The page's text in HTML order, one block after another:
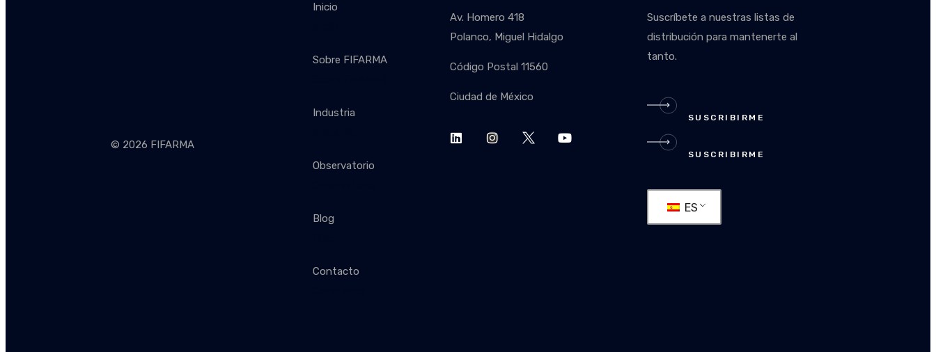
© 2026 FIFARMA
Inicio
Sobre FIFARMA
Industria
Observatorio
Blog
Contacto
Av. Homero 418
Polanco, Miguel Hidalgo
Código Postal 11560
Ciudad de México
Suscríbete a nuestras listas de
distribución para mantenerte al
tanto.
SUSCRIBIRME
SUSCRIBIRME
ES